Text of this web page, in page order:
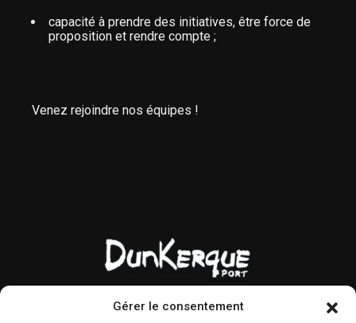
Gérer le consentement
capacité à prendre des initiatives, être force de
proposition et rendre compte ;
Venez rejoindre nos équipes !